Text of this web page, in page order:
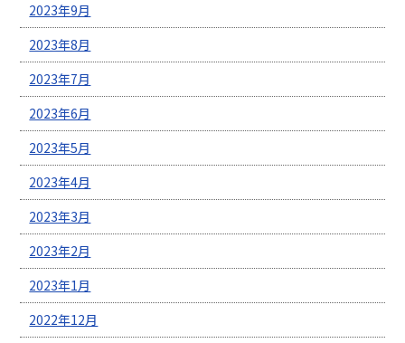
2023年9月
2023年8月
2023年7月
2023年6月
2023年5月
2023年4月
2023年3月
2023年2月
2023年1月
2022年12月